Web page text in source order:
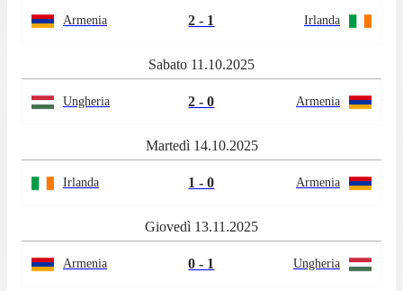
Armenia 2 - 1 Irlanda
Sabato 11.10.2025
Ungheria 2 - 0 Armenia
Martedì 14.10.2025
Irlanda 1 - 0 Armenia
Giovedì 13.11.2025
Armenia 0 - 1 Ungheria